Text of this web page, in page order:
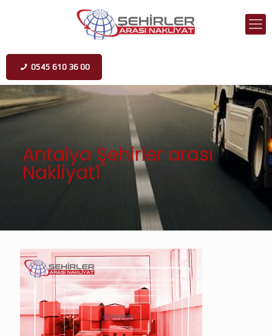
0545 610 36 00
Antalya Şehirler arası
Nakliyat1